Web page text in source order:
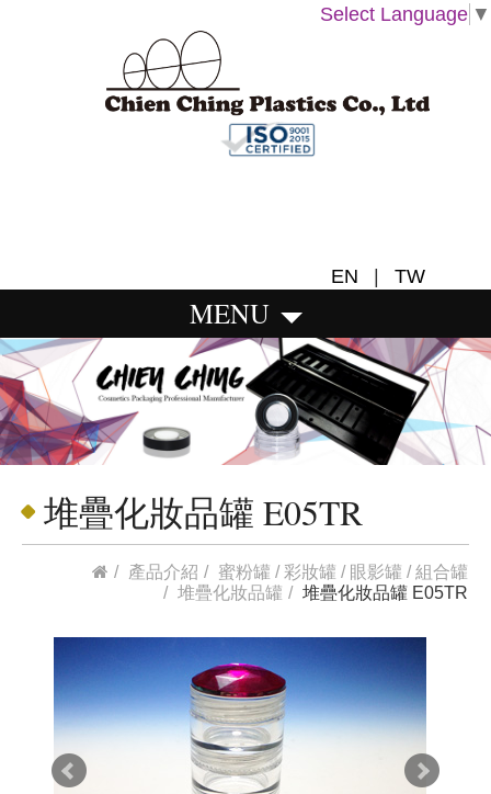
Select Language ▼
EN | TW
MENU
堆疊化妝品罐 E05TR
產品介紹
蜜粉罐 / 彩妝罐 / 眼影罐 / 組合罐
堆疊化妝品罐
堆疊化妝品罐 E05TR